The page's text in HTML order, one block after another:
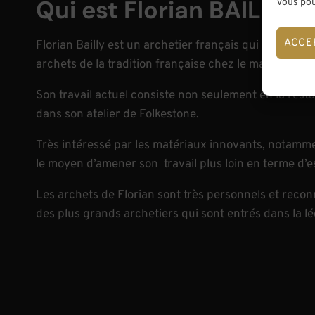
Qui est Florian BAILLY ?
Florian Bailly est un archetier français qui traversa
archets de la tradition française chez le maître Noel
Son travail actuel consiste non seulement en la
dans son atelier de Folkestone.
Très intéressé par les matériaux innovants,
le moyen d’amener son travail plus loin en terme
Les archets de Florian sont très personnels et
des plus grands archetiers qui sont entrés dans la